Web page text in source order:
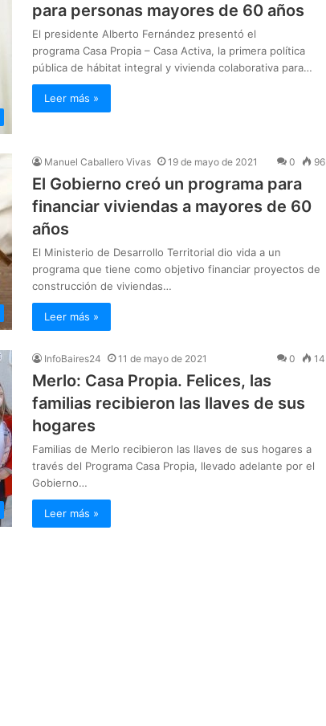
para personas mayores de 60 años
El presidente Alberto Fernández presentó el
programa Casa Propia – Casa Activa, la primera política
pública de hábitat integral y vivienda colaborativa para…
Leer más »
Manuel Caballero Vivas 19 de mayo de 2021 0 96
El Gobierno creó un programa para
financiar viviendas a mayores de 60
años
El Ministerio de Desarrollo Territorial dio vida a un
programa que tiene como objetivo financiar proyectos de
construcción de viviendas…
Leer más »
InfoBaires24 11 de mayo de 2021 0 14
Merlo: Casa Propia. Felices, las
familias recibieron las llaves de sus
hogares
Familias de Merlo recibieron las llaves de sus hogares a
través del Programa Casa Propia, llevado adelante por el
Gobierno…
Leer más »